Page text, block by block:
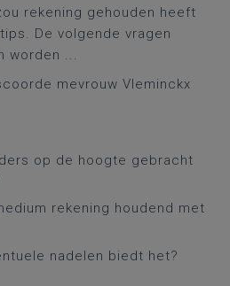
rekening gehouden heeft
De volgende vragen
worden ...
mevrouw Vleminckx
op de hoogte gebracht
rekening houdend met
nadelen biedt het?